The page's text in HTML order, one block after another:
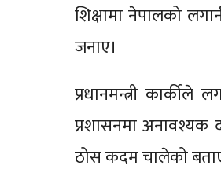
शिक्षामा नेपालको
जनाए।
प्रधानमन्त्री
प्रशासनमा अनावश्यक
ठोस कदम चालेको